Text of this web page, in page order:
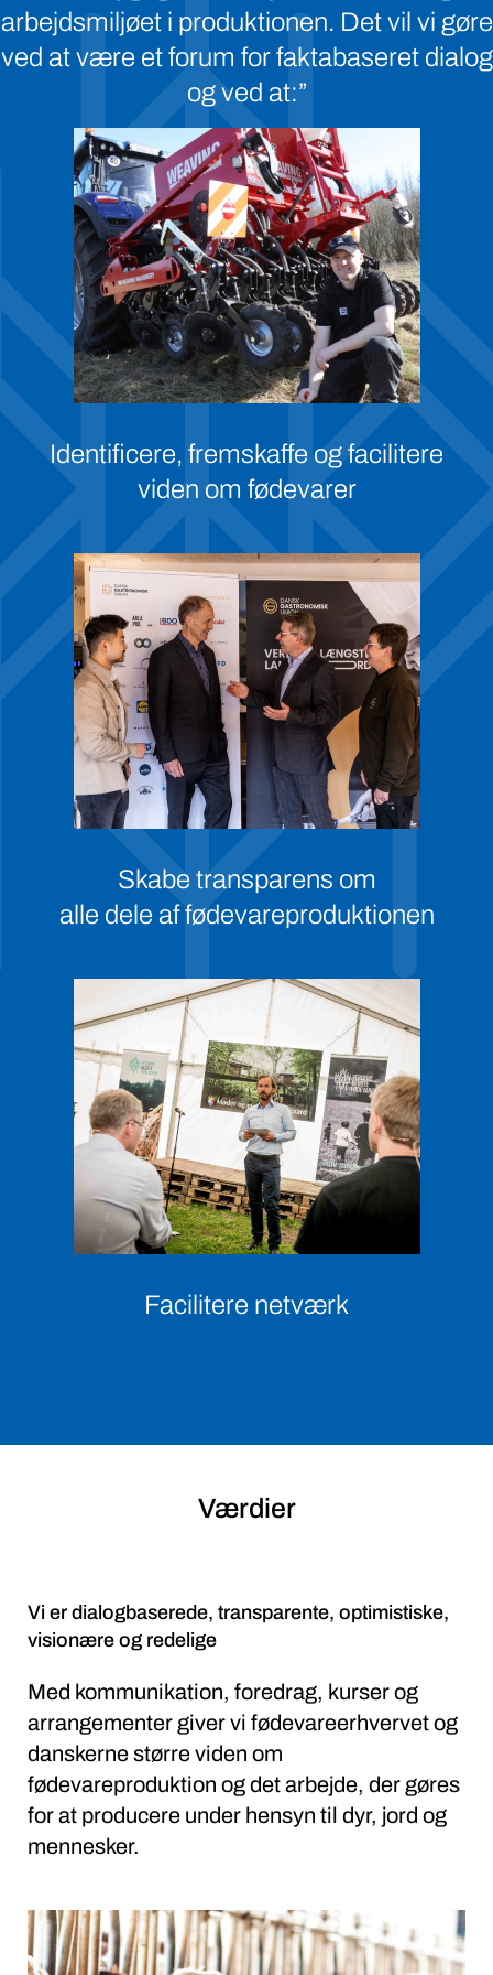
arbejdsmiljøet i produktionen. Det vil vi gøre
ved at være et forum for faktabaseret dialog
og ved at:”
Identificere, fremskaffe og facilitere
viden om fødevarer
Skabe transparens om
alle dele af fødevareproduktionen
Facilitere netværk
Værdier
Vi er dialogbaserede, transparente, optimistiske,
visionære og redelige
Med kommunikation, foredrag, kurser og
arrangementer giver vi fødevareerhvervet og
danskerne større viden om
fødevareproduktion og det arbejde, der gøres
for at producere under hensyn til dyr, jord og
mennesker.